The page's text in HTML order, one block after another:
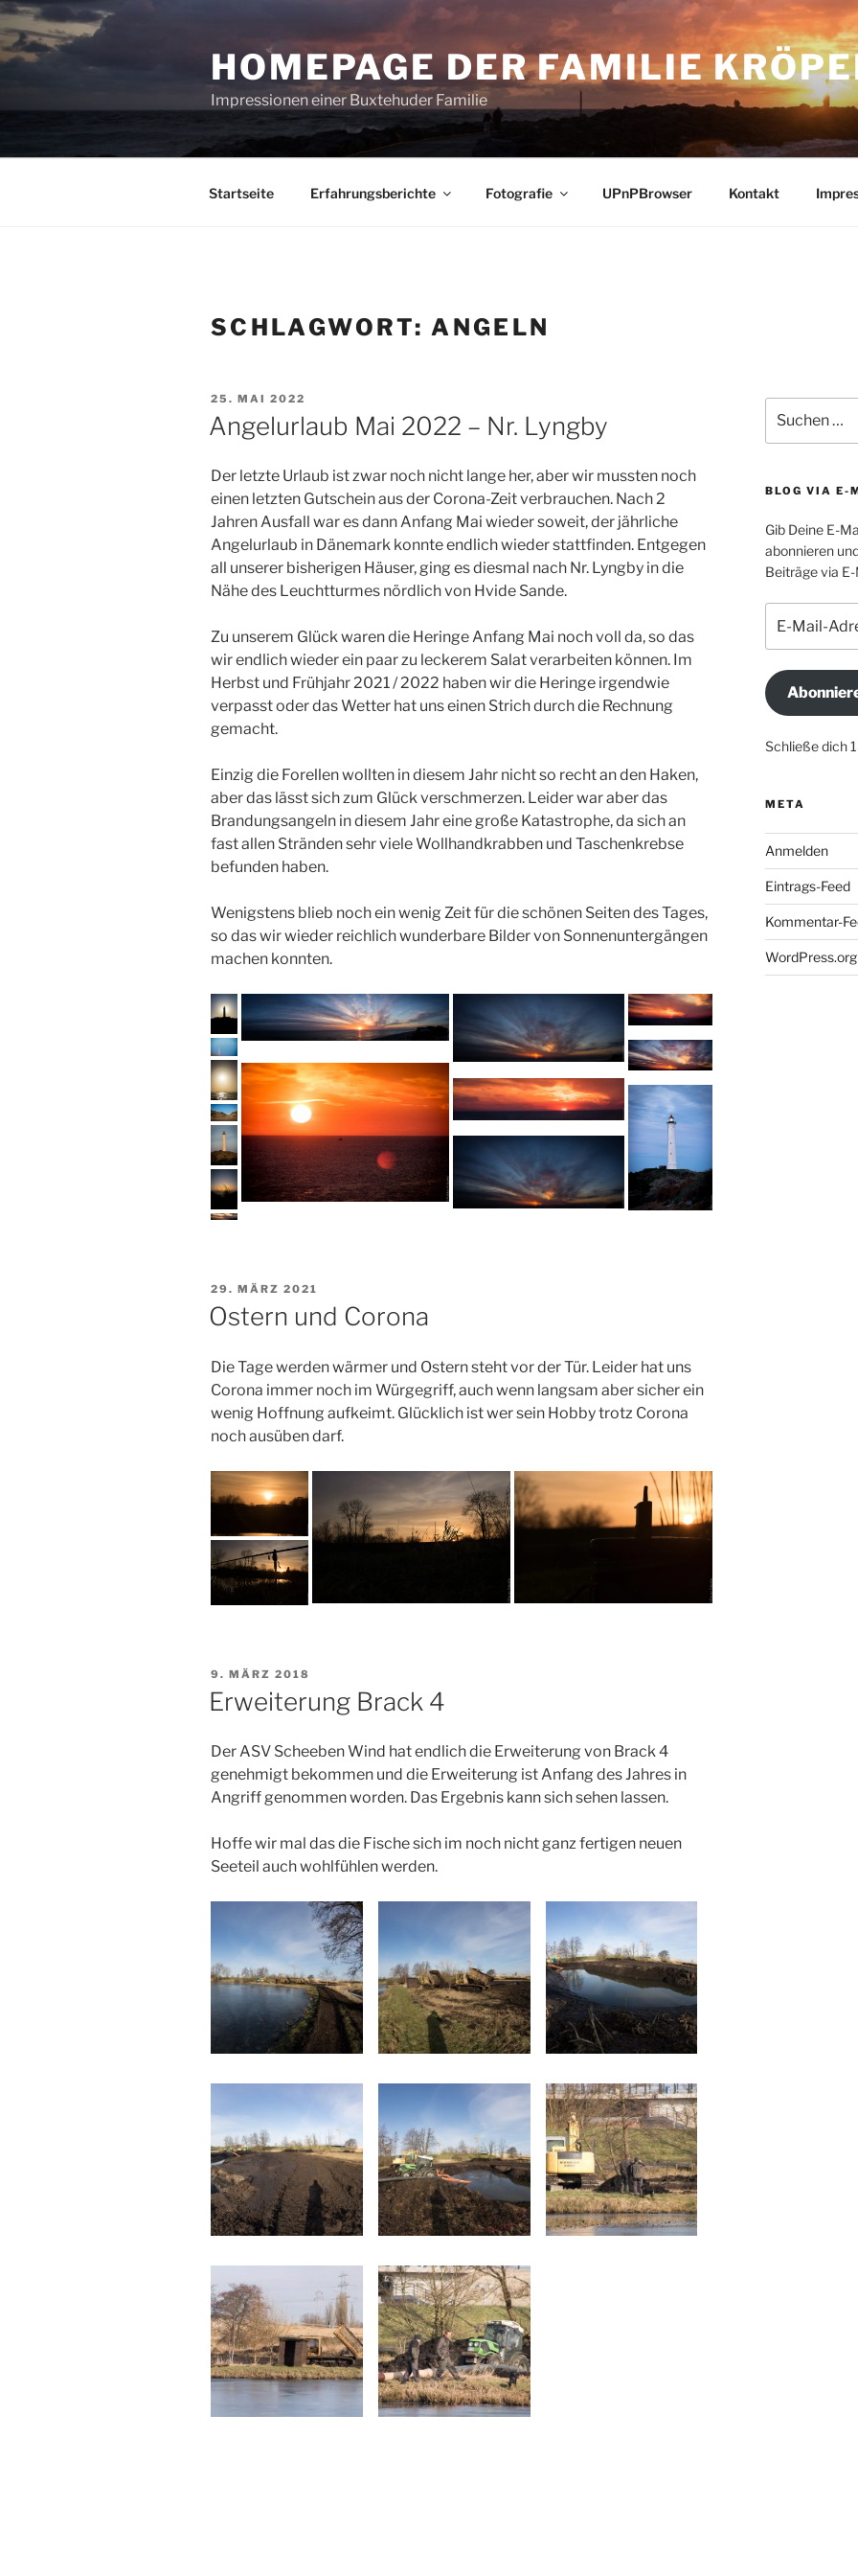
Zum
Inhalt
springen
HOMEPAGE DER FAMILIE
Impressionen einer Buxtehuder Familie
Startseite Erfahrungsberichte Fotografie UPnPBrowser Kontakt
SCHLAGWORT:ANGELN
VERÖFFENTLICHT
AM
25. MAI 2022
Angelurlaub Mai 2022 – Nr. Lyngby
Der letzte Urlaub ist zwar noch nicht lange her, aber wir mussten noch
einen letzten Gutschein aus der Corona-Zeit verbrauchen. Nach 2
Jahren Ausfall war es dann Anfang Mai wieder soweit, der jährliche
Angelurlaub in Dänemark konnte endlich wieder stattfinden. Entgegen
all unserer bisherigen Häuser, ging es diesmal nach Nr. Lyngby in die
Nähe des Leuchtturmes nördlich von Hvide Sande.
Zu unserem Glück waren die Heringe Anfang Mai noch voll da, so das
wir endlich wieder ein paar zu leckerem Salat verarbeiten können. Im
Herbst und Frühjahr 2021 / 2022 haben wir die Heringe irgendwie
verpasst oder das Wetter hat uns einen Strich durch die Rechnung
gemacht.
Einzig die Forellen wollten in diesem Jahr nicht so recht an den Haken,
aber das lässt sich zum Glück verschmerzen. Leider war aber das
Brandungsangeln in diesem Jahr eine große Katastrophe, da sich an
fast allen Stränden sehr viele Wollhandkrabben und Taschenkrebse
befunden haben.
Wenigstens blieb noch ein wenig Zeit für die schönen Seiten des Tages,
so das wir wieder reichlich wunderbare Bilder von Sonnenuntergängen
machen konnten.
VERÖFFENTLICHT
AM
29. MÄRZ 2021
Ostern und Corona
Die Tage werden wärmer und Ostern steht vor der Tür. Leider hat uns
Corona immer noch im Würgegriff, auch wenn langsam aber sicher ein
wenig Hoffnung aufkeimt. Glücklich ist wer sein Hobby trotz Corona
noch ausüben darf.
VERÖFFENTLICHT
AM
9. MÄRZ 2018
Erweiterung Brack 4
Der ASV Scheeben Wind hat endlich die Erweiterung von Brack 4
genehmigt bekommen und die Erweiterung ist Anfang des Jahres in
Angriff genommen worden. Das Ergebnis kann sich sehen lassen.
Hoffe wir mal das die Fische sich im noch nicht ganz fertigen neuen
Seeteil auch wohlfühlen werden.
nach:
BLOG VIA E-
Gib Deine E-
abonnieren
Beiträge via
Mail-
Adresse
Schließe dich
META
Anmelden
Eintrags-Feed
Kommentar-
WordPress.org